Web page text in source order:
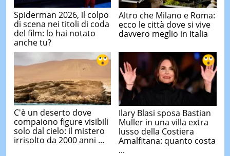
Spiderman 2026, il colpo
di scena nei titoli di coda
del film: lo hai notato
anche tu?
Altro che Milano e Roma:
ecco le città dove si vive
davvero meglio in Italia
C'è un deserto dove
compaiono figure visibili
solo dal cielo: il mistero
irrisolto da 2000 anni ...
Ilary Blasi sposa Bastian
Muller in una villa extra
lusso della Costiera
Amalfitana: quanto costa
...